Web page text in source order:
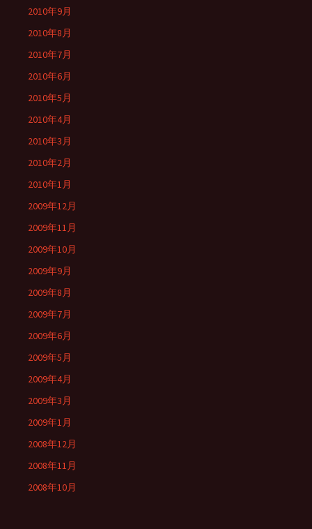
2010年9月
2010年8月
2010年7月
2010年6月
2010年5月
2010年4月
2010年3月
2010年2月
2010年1月
2009年12月
2009年11月
2009年10月
2009年9月
2009年8月
2009年7月
2009年6月
2009年5月
2009年4月
2009年3月
2009年1月
2008年12月
2008年11月
2008年10月